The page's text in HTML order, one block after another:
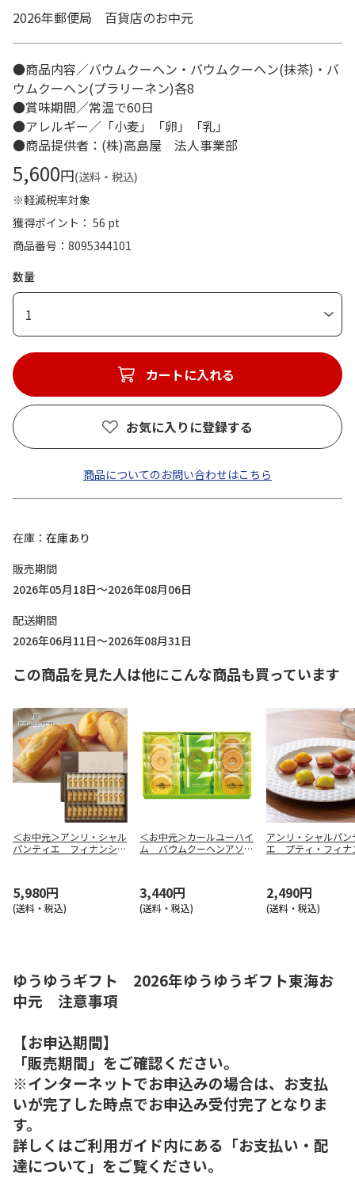
2026年郵便局 百貨店のお中元
●商品内容／バウムクーヘン・バウムクーヘン(抹茶)・バ
ウムクーヘン(プラリーネン)各8
●賞味期間／常温で60日
●アレルギー／「小麦」「卵」「乳」
●商品提供者：(株)高島屋 法人事業部
5,600円(送料・税込)
※軽減税率対象
獲得ポイント： 56 pt
商品番号
8095344101
数量
1
カートに入れる
お気に入りに登録する
商品についてのお問い合わせはこちら
在庫
在庫あり
販売期間
2026年05月18日～2026年08月06日
配送期間
2026年06月11日～2026年08月31日
この商品を見た人は他にこんな商品も買っています
＜お中元＞アンリ・シャル
パンティエ フィナンシ
5,980円
(送料・税込)
＜お中元＞カールユーハイ
ム バウムクーヘンアソー
3,440円
(送料・税込)
アンリ・シャルパン
エ プティ・フィナ
2,490円
(送料・税込)
ゆうゆうギフト 2026年ゆうゆうギフト東海お
中元 注意事項
【お申込期間】
「販売期間」をご確認ください。
※インターネットでお申込みの場合は、お支払
いが完了した時点でお申込み受付完了となりま
す。
詳しくはご利用ガイド内にある「お支払い・配
達について」をご覧ください。